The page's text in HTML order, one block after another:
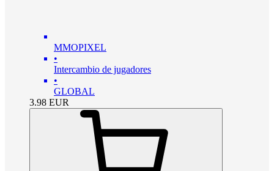
MMOPIXEL
•
Intercambio de jugadores
•
GLOBAL
3.98 EUR